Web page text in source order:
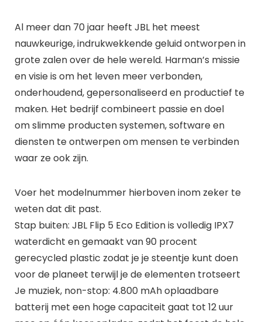
Al meer dan 70 jaar heeft JBL het meest
nauwkeurige, indrukwekkende geluid ontworpen in
grote zalen over de hele wereld. Harman’s missie
en visie is om het leven meer verbonden,
onderhoudend, gepersonaliseerd en productief te
maken. Het bedrijf combineert passie en doel
om slimme producten systemen, software en
diensten te ontwerpen om mensen te verbinden
waar ze ook zijn.
Voer het modelnummer hierboven inom zeker te
weten dat dit past.
Stap buiten: JBL Flip 5 Eco Edition is volledig IPX7
waterdicht en gemaakt van 90 procent
gerecycled plastic zodat je je steentje kunt doen
voor de planeet terwijl je de elementen trotseert
Je muziek, non-stop: 4.800 mAh oplaadbare
batterij met een hoge capaciteit gaat tot 12 uur